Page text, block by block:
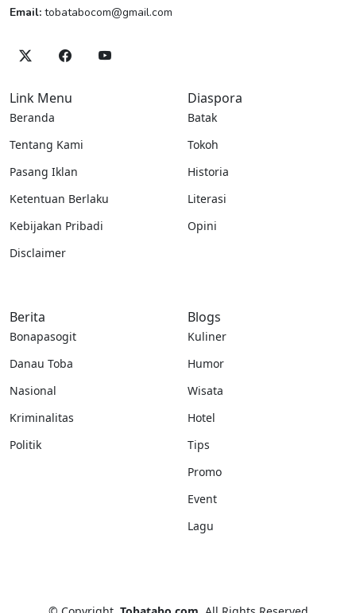
Email: tobatabocom@gmail.com
Link Menu
Beranda
Tentang Kami
Pasang Iklan
Ketentuan Berlaku
Kebijakan Pribadi
Disclaimer
Diaspora
Batak
Tokoh
Historia
Literasi
Opini
Berita
Bonapasogit
Danau Toba
Nasional
Kriminalitas
Politik
Blogs
Kuliner
Humor
Wisata
Hotel
Tips
Promo
Event
Lagu